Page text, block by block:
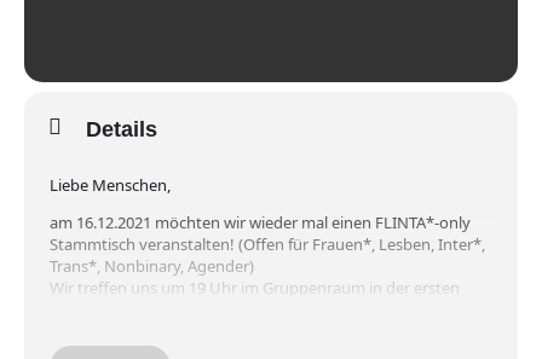
Details
Liebe Menschen,
am 16.12.2021 möchten wir wieder mal einen FLINTA*-only
Stammtisch veranstalten! (Offen für Frauen*, Lesben, Inter*,
Trans*, Nonbinary, Agender)
Wir treffen uns um 19 Uhr im Gruppenraum in der ersten
Für diesen#stammtisch